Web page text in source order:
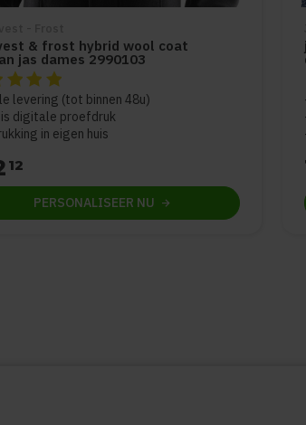
& frost hybrid wool coat
jas dames 2990103
van dit product is
levering (tot binnen 48u)
digitale proefdruk
in eigen huis
12
PERSONALISEER NU